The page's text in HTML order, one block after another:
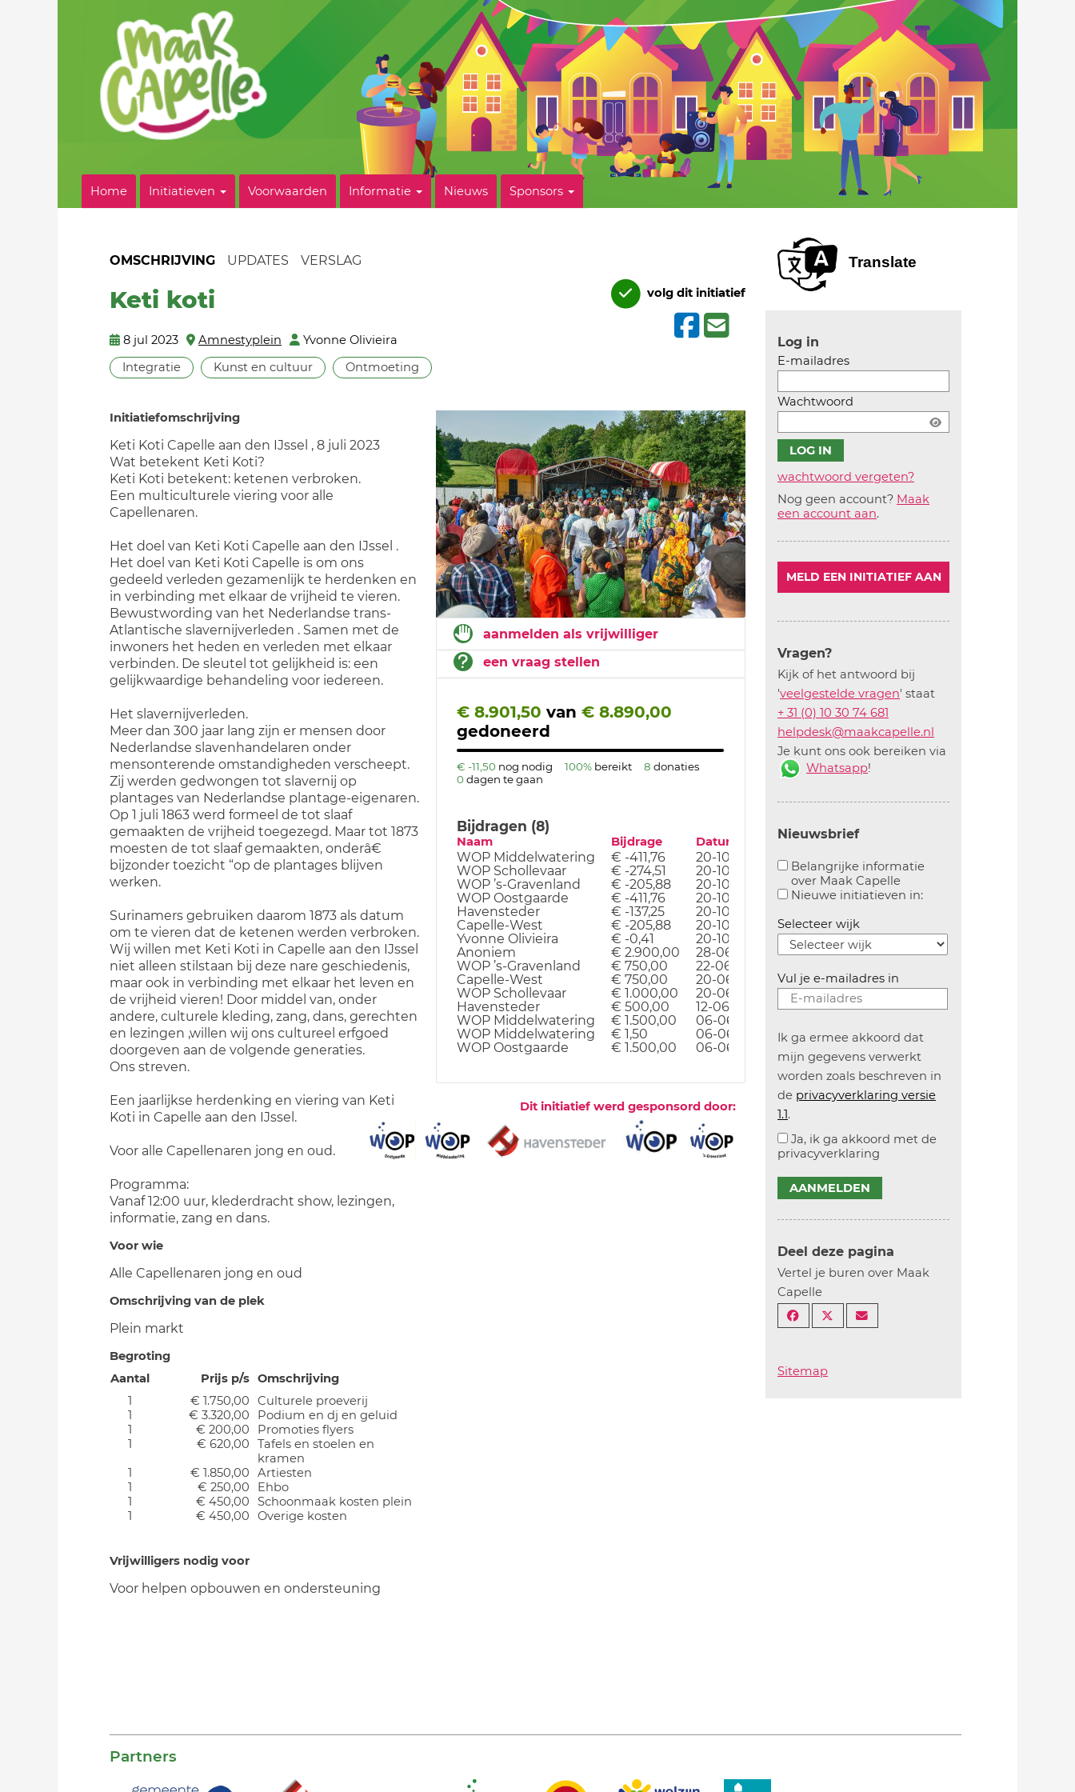
Home Initiatieven Voorwaarden Informatie Nieuws Sponsors
OMSCHRIJVING UPDATES VERSLAG
Keti koti
8 jul 2023 Amnestyplein
Yvonne Olivieira
Integratie
Kunst en cultuur Ontmoeting
volg dit initiatief
aanmelden als vrijwilliger
een vraag stellen
€ 8.901,50 van € 8.890,00
gedoneerd
€ -11,50 nog nodig 100% bereikt 8 donaties
0 dagen te gaan
Bijdragen (8)
Naam Bijdrage Datum
WOP Middelwatering € -411,76
20-10-23
WOP Schollevaar
€ -274,51
20-10-23
WOP ’s-Gravenland
€ -205,88
20-10-23
WOP Oostgaarde
€ -411,76
20-10-23
Havensteder
€ -137,25
20-10-23
Capelle-West
€ -205,88
20-10-23
Yvonne Olivieira
€ -0,41
20-10-23
Anoniem
€ 2.900,00
28-06-23
WOP ’s-Gravenland
€ 750,00
22-06-23
Capelle-West
€ 750,00
20-06-23
WOP Schollevaar
€ 1.000,00
20-06-23
Havensteder
€ 500,00
12-06-23
WOP Middelwatering
€ 1.500,00
06-06-23
WOP Middelwatering
€ 1,50
06-06-23
WOP Oostgaarde
€ 1.500,00 06-06-23
Dit initiatief werd gesponsord door:
Initiatiefomschrijving
Keti Koti Capelle aan den IJssel , 8 juli 2023
Wat betekent Keti Koti?
Keti Koti betekent: ketenen verbroken.
Een multiculturele viering voor alle
Capellenaren.
Het doel van Keti Koti Capelle aan den IJssel .
Het doel van Keti Koti Capelle is om ons
gedeeld verleden gezamenlijk te herdenken en
in verbinding met elkaar de vrijheid te vieren.
Bewustwording van het Nederlandse trans-
Atlantische slavernijverleden . Samen met de
inwoners het heden en verleden met elkaar
verbinden. De sleutel tot gelijkheid is: een
gelijkwaardige behandeling voor iedereen.
Het slavernijverleden.
Meer dan 300 jaar lang zijn er mensen door
Nederlandse slavenhandelaren onder
mensonterende omstandigheden verscheept.
Zij werden gedwongen tot slavernij op
plantages van Nederlandse plantage-eigenaren.
Op 1 juli 1863 werd formeel de tot slaaf
gemaakten de vrijheid toegezegd. Maar tot 1873
moesten de tot slaaf gemaakten, onderâ€
bijzonder toezicht “op de plantages blijven
werken.
Surinamers gebruiken daarom 1873 als datum
om te vieren dat de ketenen werden verbroken.
Wij willen met Keti Koti in Capelle aan den IJssel
niet alleen stilstaan bij deze nare geschiedenis,
maar ook in verbinding met elkaar het leven en
de vrijheid vieren! Door middel van, onder
andere, culturele kleding, zang, dans, gerechten
en lezingen ,willen wij ons cultureel erfgoed
doorgeven aan de volgende generaties.
Ons streven.
Een jaarlijkse herdenking en viering van Keti
Koti in Capelle aan den IJssel.
Voor alle Capellenaren jong en oud.
Programma:
Vanaf 12:00 uur, klederdracht show, lezingen,
informatie, zang en dans.
Voor wie
Alle Capellenaren jong en oud
Omschrijving van de plek
Plein markt
Begroting
Aantal
Prijs p/s Omschrijving
1
€ 1.750,00
Culturele proeverij
1
€ 3.320,00
Podium en dj en geluid
1
€ 200,00
Promoties flyers
1
€ 620,00
Tafels en stoelen en
kramen
1
€ 1.850,00
Artiesten
1
€ 250,00
Ehbo
1
€ 450,00
Schoonmaak kosten plein
1
€ 450,00 Overige kosten
Vrijwilligers nodig voor
Voor helpen opbouwen en ondersteuning
Translate
Log in
E-mailadres
Wachtwoord
wachtwoord vergeten?
Nog geen account? Maak
een account aan.
MELD EEN INITIATIEF AAN
Vragen?
Kijk of het antwoord bij
'veelgestelde vragen' staat
+ 31 (0) 10 30 74 681
helpdesk@maakcapelle.nl
Je kunt ons ook bereiken via
Whatsapp!
Nieuwsbrief
Belangrijke informatie
over Maak Capelle
Aanvinken om belangrijke informatie over
Nieuwe initiatieven in:Aanvinken om
Selecteer wijk
Vul je e-mailadres in
Ik ga ermee akkoord dat
mijn gegevens verwerkt
worden zoals beschreven in
de privacyverklaring versie
1.1.
Ja, ik ga akkoord met de
privacyverklaring
AANMELDEN
Deel deze pagina
Vertel je buren over Maak
Capelle
Sitemap
Partners